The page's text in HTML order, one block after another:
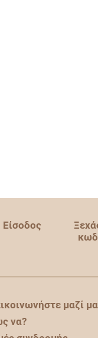
Είσοδος
μαζί
να?